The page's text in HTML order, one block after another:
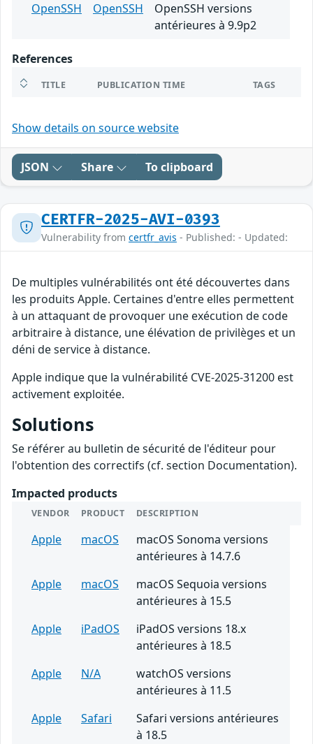
OpenSSH OpenSSH
OpenSSH versions
antérieures à 9.9p2
References
TITLE PUBLICATION TIME TAGS
Show details on source website
JSON Share To clipboard
CERTFR-2025-AVI-0393
Vulnerability from certfr_avis - Published: - Updated:
De multiples vulnérabilités ont été découvertes dans
les produits Apple. Certaines d'entre elles permettent
à un attaquant de provoquer une exécution de code
arbitraire à distance, une élévation de privilèges et un
déni de service à distance.
Apple indique que la vulnérabilité CVE-2025-31200 est
activement exploitée.
Solutions
Se référer au bulletin de sécurité de l'éditeur pour
l'obtention des correctifs (cf. section Documentation).
Impacted products
VENDOR PRODUCT DESCRIPTION
Apple macOS
macOS Sonoma versions
antérieures à 14.7.6
Apple
macOS
macOS Sequoia versions
antérieures à 15.5
Apple
iPadOS
iPadOS versions 18.x
antérieures à 18.5
Apple
N/A
watchOS versions
antérieures à 11.5
Apple
Safari
Safari versions antérieures
à 18.5